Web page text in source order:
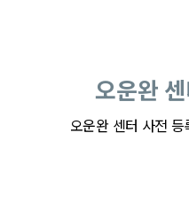
오운완
오운완 센터 사전